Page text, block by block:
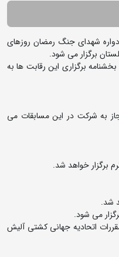
شهدای جنگ رمضان روزهای
برگزاری این رقابت ها به
18 سال کامل(11/10/1378) مجاز به شرکت در این مسابقات می
اتحادیه جهانی کشتی آلیش